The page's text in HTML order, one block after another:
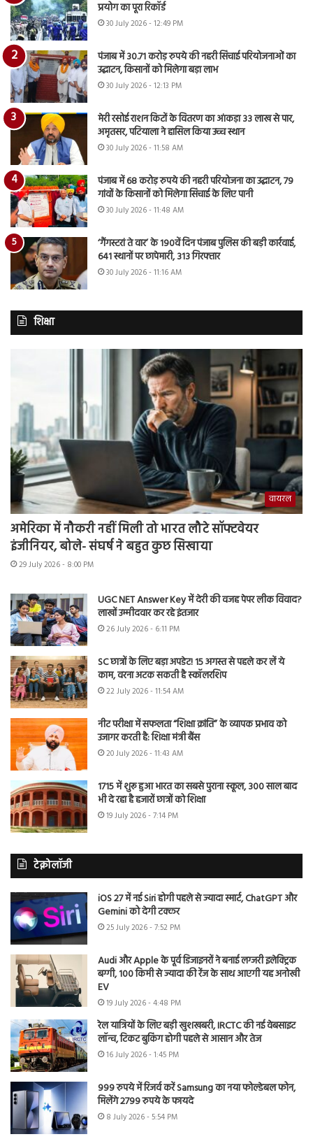
प्रयोग का पूरा रिकॉर्ड
30 July 2026 - 12:49 PM
पंजाब में 30.71 करोड़ रुपये की नहरी सिंचाई परियोजनाओं का
उद्घाटन, किसानों को मिलेगा बड़ा लाभ
30 July 2026 - 12:13 PM
मेरी रसोई राशन किटों के वितरण का आंकड़ा 33 लाख से पार,
अमृतसर, पटियाला ने हासिल किया उच्च स्थान
30 July 2026 - 11:58 AM
पंजाब में 68 करोड़ रुपये की नहरी परियोजना का उद्घाटन, 79
गांवों के किसानों को मिलेगा सिंचाई के लिए पानी
30 July 2026 - 11:48 AM
‘गैंगस्टरां ते वार’ के 190वें दिन पंजाब पुलिस की बड़ी कार्रवाई,
641 स्थानों पर छापेमारी, 313 गिरफ्तार
30 July 2026 - 11:16 AM
शिक्षा
वायरल
अमेरिका में नौकरी नहीं मिली तो भारत लौटे सॉफ्टवेयर
इंजीनियर, बोले- संघर्ष ने बहुत कुछ सिखाया
29 July 2026 - 8:00 PM
UGC NET Answer Key में देरी की वजह पेपर लीक विवाद?
लाखों उम्मीदवार कर रहे इंतजार
26 July 2026 - 6:11 PM
SC छात्रों के लिए बड़ा अपडेट! 15 अगस्त से पहले कर लें ये
काम, वरना अटक सकती है स्कॉलरशिप
22 July 2026 - 11:54 AM
नीट परीक्षा में सफलता “शिक्षा क्रांति” के व्यापक प्रभाव को
उजागर करती है: शिक्षा मंत्री बैंस
20 July 2026 - 11:43 AM
1715 में शुरू हुआ भारत का सबसे पुराना स्कूल, 300 साल बाद
भी दे रहा है हजारों छात्रों को शिक्षा
19 July 2026 - 7:14 PM
टेक्नोलॉजी
iOS 27 में नई Siri होगी पहले से ज्यादा स्मार्ट, ChatGPT और
Gemini को देगी टक्कर
25 July 2026 - 7:52 PM
Audi और Apple के पूर्व डिजाइनरों ने बनाई लग्जरी इलेक्ट्रिक
बग्गी, 100 किमी से ज्यादा की रेंज के साथ आएगी यह अनोखी
EV
19 July 2026 - 4:48 PM
रेल यात्रियों के लिए बड़ी खुशखबरी, IRCTC की नई वेबसाइट
लॉन्च, टिकट बुकिंग होगी पहले से आसान और तेज
16 July 2026 - 1:45 PM
999 रुपये में रिजर्व करें Samsung का नया फोल्डेबल फोन,
मिलेंगे 2799 रुपये के फायदे
8 July 2026 - 5:54 PM